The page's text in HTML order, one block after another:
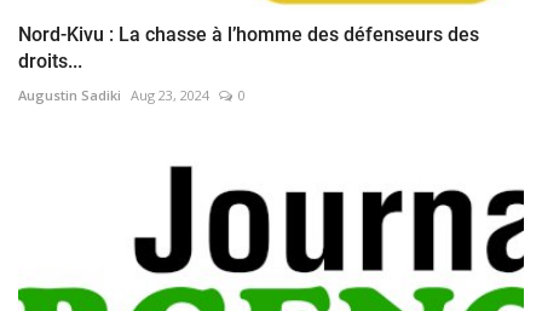
Nord-Kivu : La chasse à l’homme des défenseurs des
droits...
Augustin Sadiki Aug 23, 2024 0